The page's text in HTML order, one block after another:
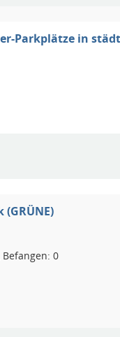
Parkplätze in
Befangen: 0